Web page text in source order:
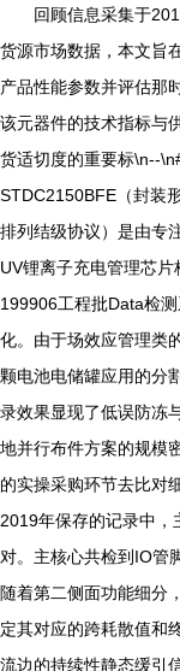
回顾信息采集于
货源市场数据，本文旨
产品性能参数并评估那
该元器件的技术指标与
货适切度的重要标\n--
STDC2150BFE（封装
排列结级协议）是由专
UV锂离子充电管理芯片
199906工程批Data检
化。由于场效应管理类
颗电池电储罐应用的分
录效果显现了低误防冻
地并行布件方案的规模
的实操采购环节去比对
2019年保存的记录中，
对。主核心共检到IO管
随着第二侧面功能细分
定其对应的跨耗散值和
流边的持续性静态缓引